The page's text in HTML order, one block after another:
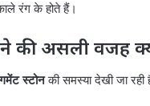
रंग के होते हैं।
की असली वजह
स्टोनकी समस्या देखी जा रही